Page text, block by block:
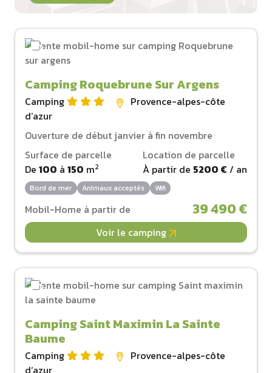
Camping Roquebrune Sur Argens
Camping
Provence-alpes-côte
d‘azur
Ouverture de début janvier à fin novembre
Surface de parcelle
De 100 à 150 m2
Location de parcelle
À partir de 5200 € / an
Bord de mer Animaux acceptés Wifi
Mobil-Home à partir de 39 490 €
Voir le camping
Camping Saint Maximin La Sainte
Baume
Camping
Provence-alpes-côte
d‘azur